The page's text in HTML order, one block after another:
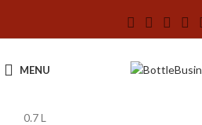
MENU
0.7 L